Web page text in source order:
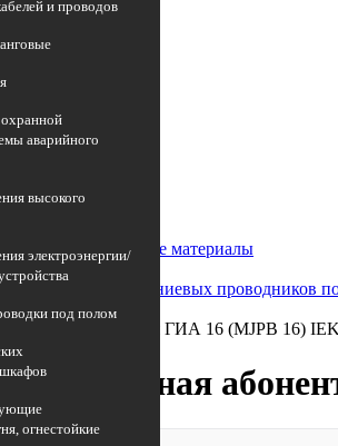
и проводов
аварийного
высокого
электроэнергии/
под полом
огнестойкие
Изоляционные материалы
для алюминиевых проводников
абонентская ГИА 16 (MJPB 16)